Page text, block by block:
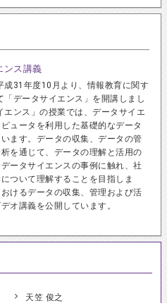
ンス講義
成31年度10月より、情報教育に関す
「データサイエンス」を開講しまし
エンス」の授業では、データサイエ
ュータを利用した基礎的なデータ
ます。データの収集、データの管
を通じて、データの理解と活用の
ータサイエンスの事例に触れ、社
ついて理解することを目指しま
けるデータの収集、管理および活
オ講義を公開しています。
天笠 俊之